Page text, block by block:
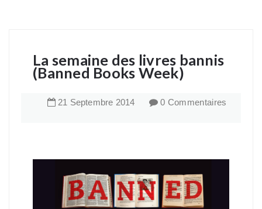
La semaine des livres bannis
(Banned Books Week)
21 Septembre 2014 0 Commentaires